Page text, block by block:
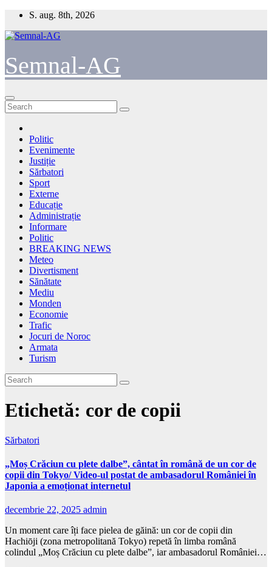
Skip
content
S. aug. 8th, 2026
Semnal-AG
Politic
Evenimente
Justiție
Sărbatori
Sport
Externe
Educație
Administrație
Informare
Politic
BREAKING NEWS
Meteo
Divertisment
Sănătate
Mediu
Monden
Economie
Trafic
Jocuri de Noroc
Armata
Turism
Etichetă: cor de copii
Sărbatori
„Moș Crăciun cu plete dalbe”, cântat în română de un cor de
copii din Tokyo/ Video-ul postat de ambasadorul României în
Japonia a emoționat internetul
decembrie 22, 2025 admin
Un moment care îți face pielea de găină: un cor de copii din
Hachiōji (zona metropolitană Tokyo) repetă în limba română
colindul „Moș Crăciun cu plete dalbe”, iar ambasadorul României…